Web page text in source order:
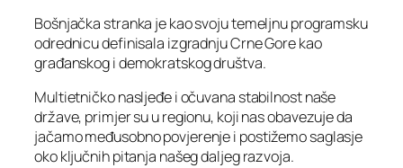
Bošnjačka stranka je kao svoju temeljnu programsku
odrednicu definisala izgradnju Crne Gore kao
građanskog i demokratskog društva.
Multietničko nasljeđe i očuvana stabilnost naše
države, primjer su u regionu, koji nas obavezuje da
jačamo međusobno povjerenje i postižemo saglasje
oko ključnih pitanja našeg daljeg razvoja.